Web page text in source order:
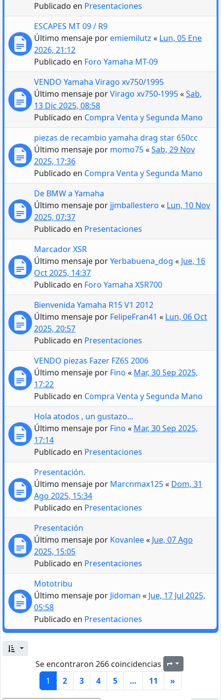
Publicado en Presentaciones
ESCAPES MT 09 / R9
Último mensaje poremiemilutz « Lun, 05 Ene
2026, 21:12
Publicado en Foro Yamaha MT-09
VENDO Yamaha Virago xv750/1995
Último mensaje porVirago xv750-1995«Sab,
13 Dic 2025, 08:58
Publicado en Compra Venta y Segunda Mano
piezas de recambio yamaha drag star 650cc
Último mensaje por momo75«Sab, 29 Nov
2025, 17:36
Publicado en Compra Venta y Segunda Mano
De BMW a Yamaha
Último mensaje por jjmballestero « Lun, 10 Nov
2025, 07:37
Publicado en Presentaciones
Marcador XSR
Último mensaje porYerbabuena_dog « Jue, 16
Oct 2025, 14:37
Publicado en Foro Yamaha XSR700
Bienvenida Yamaha R15 V1 2012
Último mensaje por FelipeFran41 « Lun, 06 Oct
2025, 20:57
Publicado en Presentaciones
VENDO piezas Fazer FZ6S 2006
Último mensaje por Fino « Mar, 30 Sep 2025,
17:22
Publicado en Compra Venta y Segunda Mano
Hola atodos , un gustazo...
Último mensaje por Fino « Mar, 30 Sep 2025,
17:14
Publicado en Presentaciones
Presentación.
Último mensaje por Marcnmax125« Dom, 31
Ago 2025, 15:34
Publicado en Presentaciones
Presentación
Último mensaje por Kovanlee« Jue, 07 Ago
2025, 15:05
Publicado en Presentaciones
Mototribu
Último mensaje por Jidoman « Jue, 17 Jul 2025,
05:58
Publicado en Presentaciones
Se encontraron 266 coincidencias Página
1 2 3 4 5 … 11 »